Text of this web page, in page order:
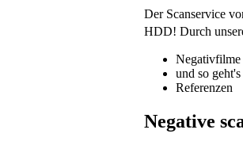
Der Scanservice
HDD! Durch
Negativfilme
und so geht's
Referenzen
Negative